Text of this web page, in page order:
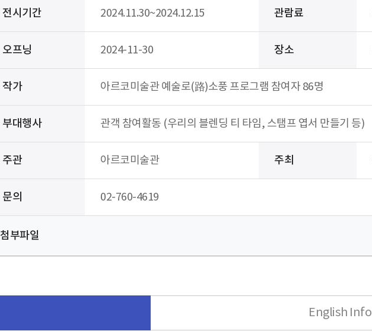
전시기간 2024.11.30~2024.12.15 관람료
오프닝 2024-11-30 장소
작가 아르코미술관 예술로(路)소풍 프로그램 참여자 86명
부대행사 관객 참여활동 (우리의 블렌딩 티 타임, 스탬프 엽서 만들기 등)
주관 아르코미술관 주최
문의 02-760-4619
첨부파일
English Info